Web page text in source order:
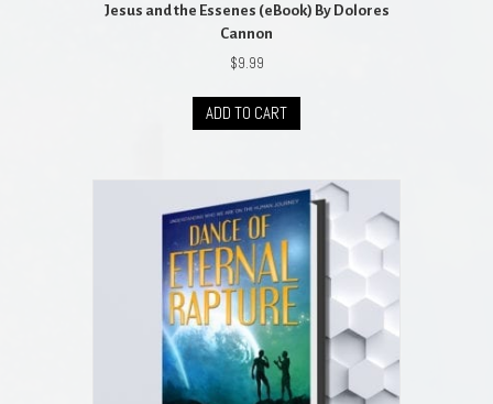
Jesus and the Essenes (eBook) By Dolores
Cannon
$9.99
ADD TO CART